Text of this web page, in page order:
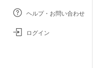
ヘルプ・お問い合わせ
ログイン